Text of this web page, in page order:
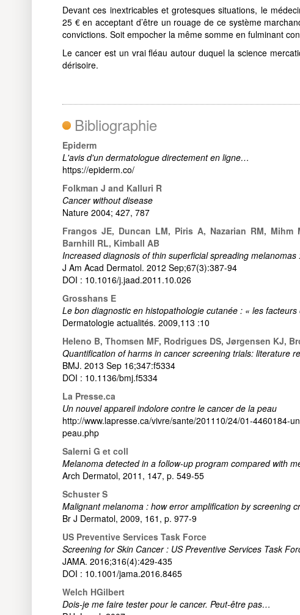
Devant ces inextricables et grotesques situations, le
25 € en acceptant d’être un rouage de ce système
convictions. Soit empocher la même somme en fulminant
Le cancer est un vrai fléau autour duquel la science
dérisoire.
Bibliographie
Epiderm
L'avis d'un dermatologue directement en ligne…
https://epiderm.co/
Folkman J and Kalluri R
Cancer without disease
Nature 2004; 427, 787
Frangos JE, Duncan LM, Piris A, Nazarian RM,
Barnhill RL, Kimball AB
Increased diagnosis of thin superficial spreading
J Am Acad Dermatol. 2012 Sep;67(3):387-94
DOI : 10.1016/j.jaad.2011.10.026
Grosshans E
Le bon diagnostic en histopathologie cutanée : « les facteurs
Dermatologie actualités. 2009,113 :10
Heleno B, Thomsen MF, Rodrigues DS, Jørgensen KJ,
Quantification of harms in cancer screening trials: literature
BMJ. 2013 Sep 16;347:f5334
DOI : 10.1136/bmj.f5334
La Presse.ca
Un nouvel appareil indolore contre le cancer de la peau
http://www.lapresse.ca/vivre/sante/201110/24/01-4460184-
peau.php
Salerni G et coll
Melanoma detected in a follow-up program compared with
Arch Dermatol, 2011, 147, p. 549-55
Schuster S
Malignant melanoma : how error amplification by screening
Br J Dermatol, 2009, 161, p. 977-9
US Preventive Services Task Force
Screening for Skin Cancer : US Preventive Services Task
JAMA. 2016;316(4):429-435
DOI : 10.1001/jama.2016.8465
Welch HGilbert
Dois-je me faire tester pour le cancer. Peut-être pas…